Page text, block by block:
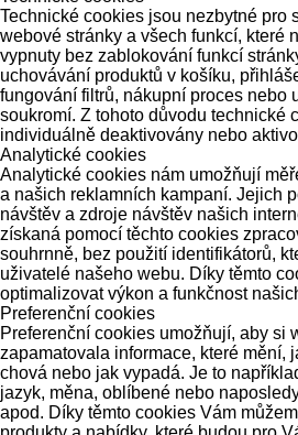
Technické cookies jsou nezbytné pro
webové stránky a všech funkcí, které
vypnuty bez zablokování funkcí
uchovávání produktů v košíku,
fungování filtrů, nákupní proces nebo
soukromí. Z tohoto důvodu technické
individuálně deaktivovány nebo
Analytické cookies
Analytické cookies nám umožňují
a našich reklamních kampaní. Jejich
návštěv a zdroje návštěv našich
získaná pomocí těchto cookies
souhrnně, bez použití identifikátorů,
uživatelé našeho webu. Díky těmto
optimalizovat výkon a funkčnost
Preferenční cookies
Preferenční cookies umožňují, aby si
zapamatovala informace, které mění,
chová nebo jak vypadá. Je to
jazyk, měna, oblíbené nebo
apod. Díky těmto cookies Vám